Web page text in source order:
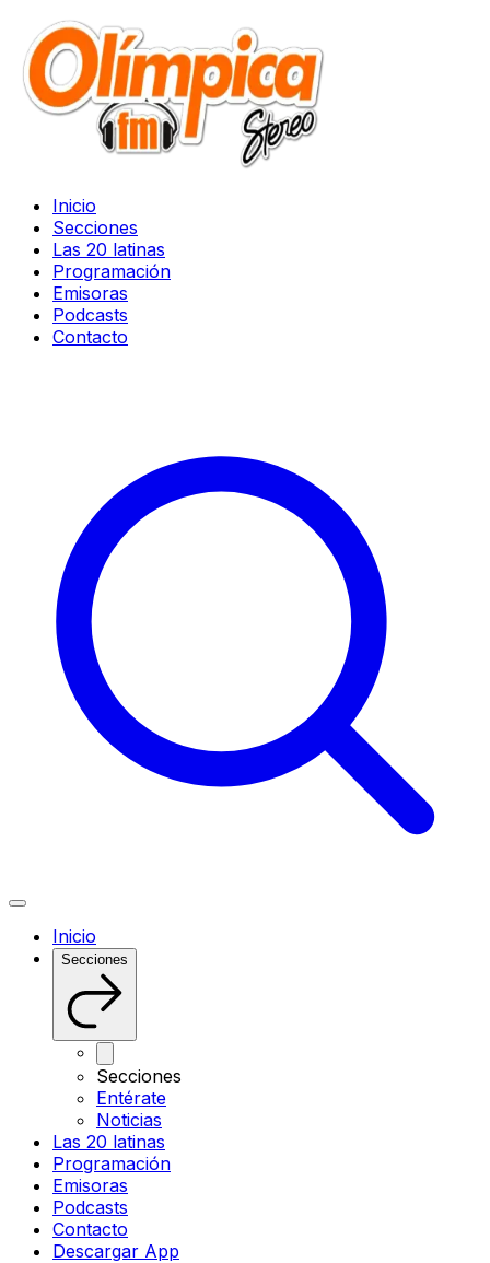
Inicio
Secciones
Las 20 latinas
Programación
Emisoras
Podcasts
Contacto
Inicio
Secciones
Secciones
Entérate
Noticias
Las 20 latinas
Programación
Emisoras
Podcasts
Contacto
Descargar App